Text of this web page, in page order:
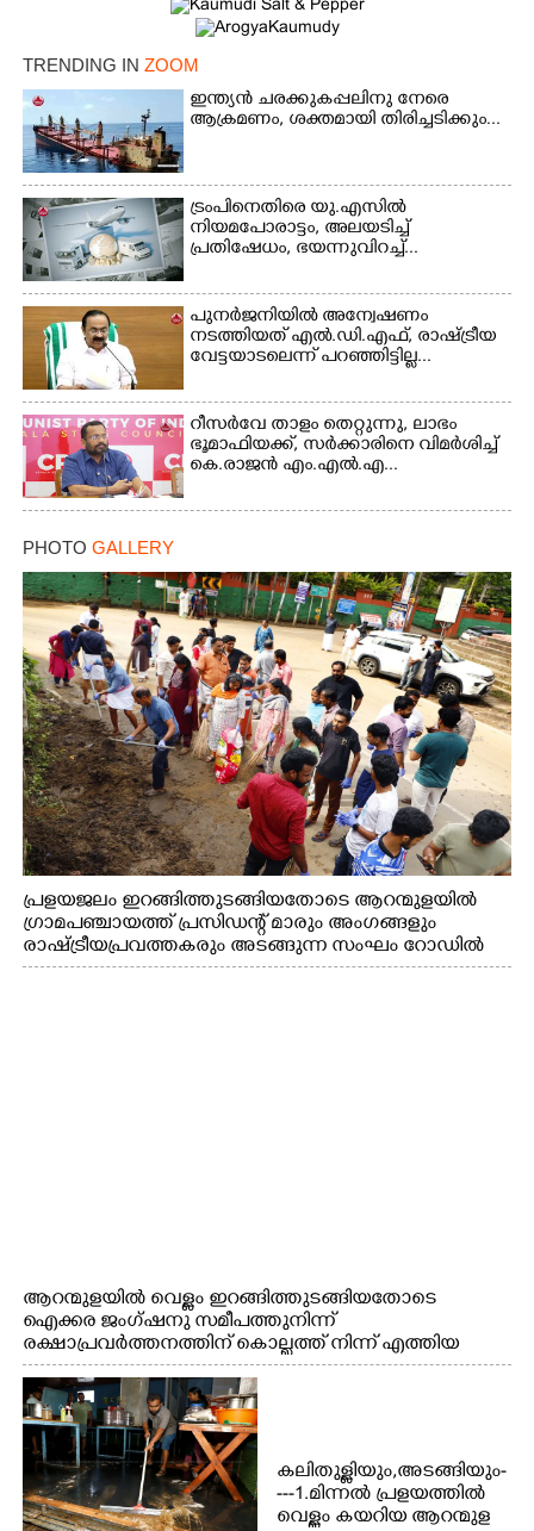
TRENDING IN ZOOM
ഇന്ത്യൻ ചരക്കുകപ്പലിനു നേരെ
ആക്രമണം, ശക്തമായി തിരിച്ചടിക്കും...
ട്രംപിനെതിരെ യു.എസിൽ
നിയമപോരാട്ടം, അലയടിച്ച്
പ്രതിഷേധം, ഭയന്നുവിറച്ച്...
പുനർജനിയിൽ അന്വേഷണം
നടത്തിയത് എൽ.ഡി.എഫ്, രാഷ്ട്രീയ
വേട്ടയാടലെന്ന് പറഞ്ഞിട്ടില്ല...
റീസർവേ താളം തെറ്റുന്നു, ലാഭം
ഭൂമാഫിയക്ക്, സർക്കാരിനെ വിമർശിച്ച്
കെ.രാജൻ എം.എൽ.എ...
PHOTO GALLERY
പ്രളയജലം ഇറങ്ങിത്തുടങ്ങിയതോടെ ആറന്മുളയിൽ
ഗ്രാമപഞ്ചായത്ത് പ്രസിഡന്റ് മാരും അംഗങ്ങളും
രാഷ്ട്രീയപ്രവത്തകരും അടങ്ങുന്ന സംഘം റോഡിൽ
അടിഞ്ഞ് കൂടിയ ചെളിയും മണ്ണും മറ്റ് മാലിന്യങ്ങളും
ആറന്മുളയിൽ വെള്ളം ഇറങ്ങിത്തുടങ്ങിയതോടെ
ഐക്കര ജംഗ്ഷനു സമീപത്തുനിന്ന്
രക്ഷാപ്രവർത്തനത്തിന് കൊല്ലത്ത് നിന്ന് എത്തിയ
ബോട്ടുകൾ തിരികെക്കൊണ്ടുപോകുന്നു.
കലിതുള്ളിയും,അടങ്ങിയും-
---1.മിന്നൽ പ്രളയത്തിൽ
വെള്ളം കയറിയ ആറന്മുള